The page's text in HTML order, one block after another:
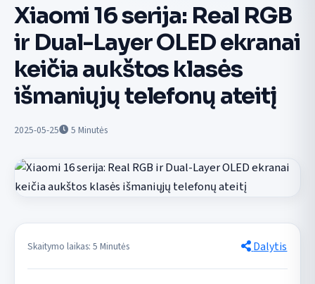
Xiaomi 16 serija: Real RGB
ir Dual-Layer OLED ekranai
keičia aukštos klasės
išmaniųjų telefonų ateitį
2025-05-25 5 Minutės
Skaitymo laikas: 5 Minutės Dalytis